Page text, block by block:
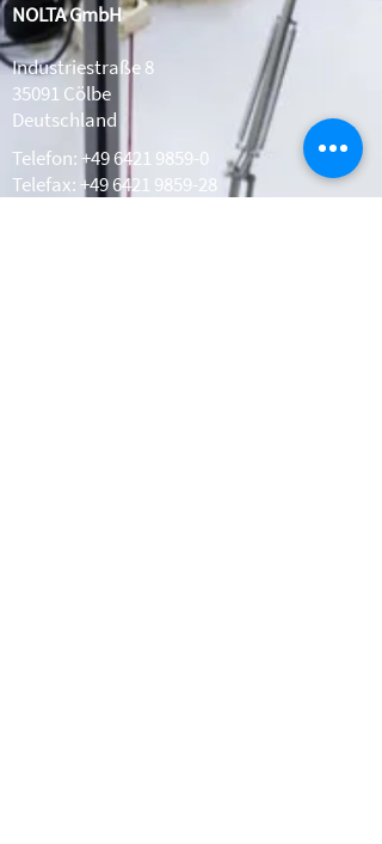
NOLTA GmbH
Industriestraße 8
35091 Cölbe
Deutschland
Telefon: +49 6421 9859-0
Telefax: +49 6421 9859-28